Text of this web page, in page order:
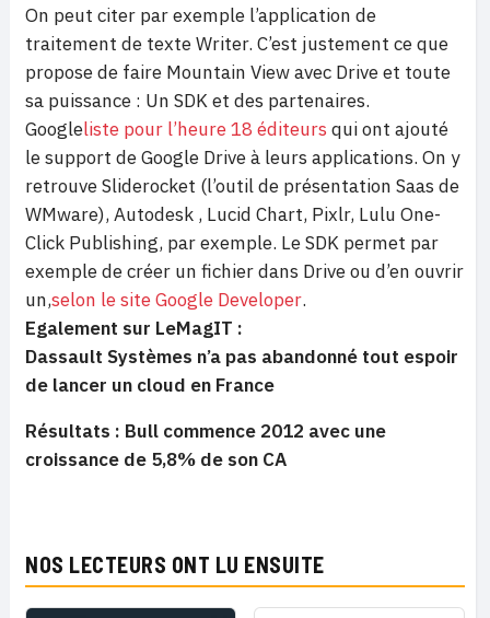
On peut citer par exemple l’application de
traitement de texte Writer. C’est justement ce que
propose de faire Mountain View avec Drive et toute
sa puissance : Un SDK et des partenaires.
Googleliste pour l’heure 18 éditeurs qui ont ajouté
le support de Google Drive à leurs applications. On y
retrouve Sliderocket (l’outil de présentation Saas de
WMware), Autodesk , Lucid Chart, Pixlr, Lulu One-
Click Publishing, par exemple. Le SDK permet par
exemple de créer un fichier dans Drive ou d’en ouvrir
un,selon le site Google Developer.
Egalement sur LeMagIT :
Dassault Systèmes n’a pas abandonné tout espoir
de lancer un cloud en France
Résultats : Bull commence 2012 avec une
croissance de 5,8% de son CA
NOS LECTEURS ONT LU ENSUITE